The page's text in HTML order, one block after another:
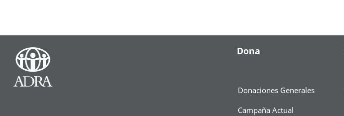
Dona
Donaciones Generales
Campaña Actual